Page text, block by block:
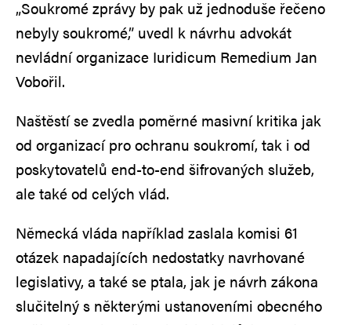
„Soukromé zprávy by pak už jednoduše řečeno
nebyly soukromé,” uvedl k návrhu advokát
nevládní organizace Iuridicum Remedium Jan
Vobořil.
Naštěstí se zvedla poměrné masivní kritika jak
od organizací pro ochranu soukromí, tak i od
poskytovatelů end-to-end šifrovaných služeb,
ale také od celých vlád.
Německá vláda například zaslala komisi 61
otázek napadajících nedostatky navrhované
legislativy, a také se ptala, jak je návrh zákona
slučitelný s některými ustanoveními obecného